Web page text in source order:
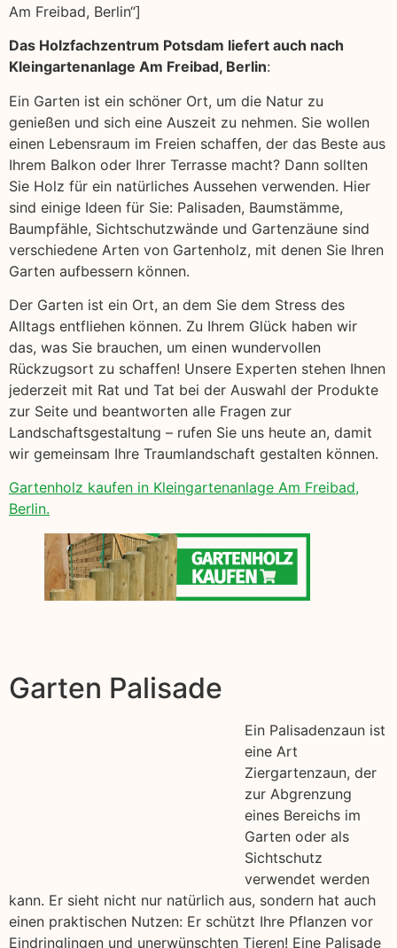
Am Freibad, Berlin“]
Das Holzfachzentrum Potsdam liefert auch nach
Kleingartenanlage Am Freibad, Berlin:
Ein Garten ist ein schöner Ort, um die Natur zu
genießen und sich eine Auszeit zu nehmen. Sie wollen
einen Lebensraum im Freien schaffen, der das Beste aus
Ihrem Balkon oder Ihrer Terrasse macht? Dann sollten
Sie Holz für ein natürliches Aussehen verwenden. Hier
sind einige Ideen für Sie: Palisaden, Baumstämme,
Baumpfähle, Sichtschutzwände und Gartenzäune sind
verschiedene Arten von Gartenholz, mit denen Sie Ihren
Garten aufbessern können.
Der Garten ist ein Ort, an dem Sie dem Stress des
Alltags entfliehen können. Zu Ihrem Glück haben wir
das, was Sie brauchen, um einen wundervollen
Rückzugsort zu schaffen! Unsere Experten stehen Ihnen
jederzeit mit Rat und Tat bei der Auswahl der Produkte
zur Seite und beantworten alle Fragen zur
Landschaftsgestaltung – rufen Sie uns heute an, damit
wir gemeinsam Ihre Traumlandschaft gestalten können.
Gartenholz kaufen in Kleingartenanlage Am Freibad,
Berlin.
Garten Palisade
Ein Palisadenzaun ist
eine Art
Ziergartenzaun, der
zur Abgrenzung
eines Bereichs im
Garten oder als
Sichtschutz
verwendet werden
kann. Er sieht nicht nur natürlich aus, sondern hat auch
einen praktischen Nutzen: Er schützt Ihre Pflanzen vor
Eindringlingen und unerwünschten Tieren! Eine Palisade